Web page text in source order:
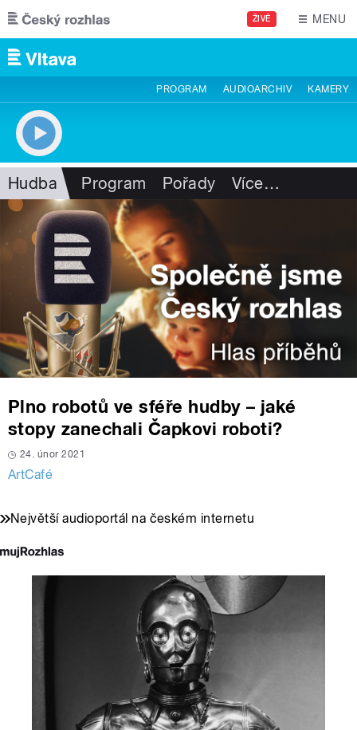
Přejít k hlavnímu obsahu
ŽIVĚ MENU
PROGRAM AUDIOARCHIV KAMERY
Hudba Program Pořady Více…
Plno robotů ve sféře hudby – jaké
stopy zanechali Čapkovi roboti?
24. únor 2021
ArtCafé
Největší audioportál na českém internetu